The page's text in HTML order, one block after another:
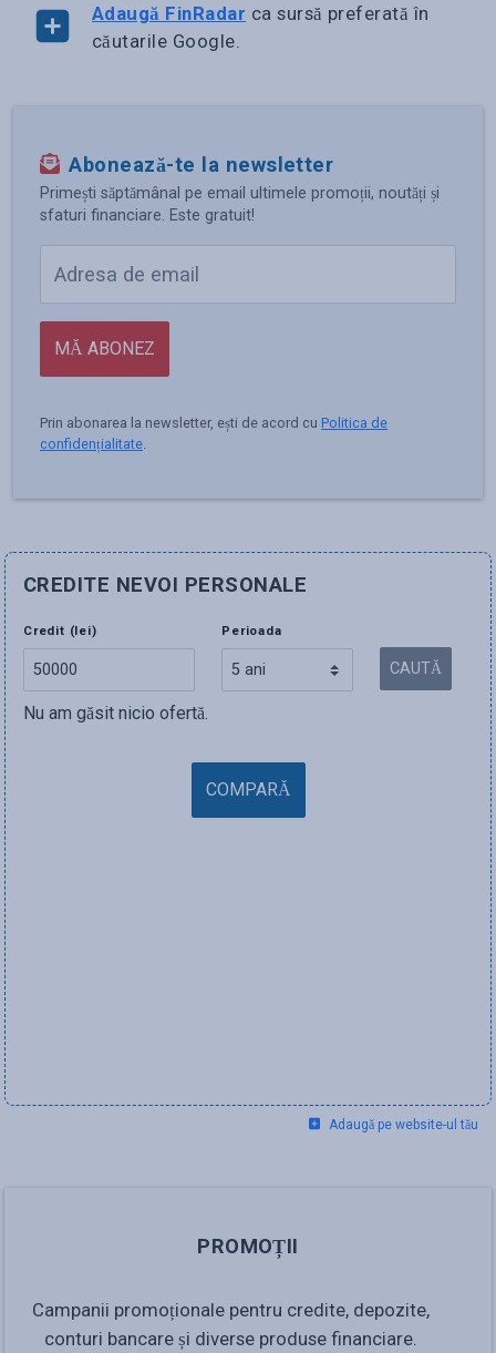
Adaugă FinRadar ca sursă preferată în
căutarile Google.
Abonează-te la newsletter
Primești săptămânal pe email ultimele promoții, noutăți și
sfaturi financiare. Este gratuit!
MĂ ABONEZ
Prin abonarea la newsletter, ești de acord cu Politica de
confidențialitate
CREDITE NEVOI PERSONALE
Credit (lei) Perioada
CAUTĂ
Nu am găsit nicio ofertă.
COMPARĂ
Adaugă pe website-ul tău
PROMOȚII
Campanii promoționale pentru credite, depozite,
conturi bancare și diverse produse financiare.